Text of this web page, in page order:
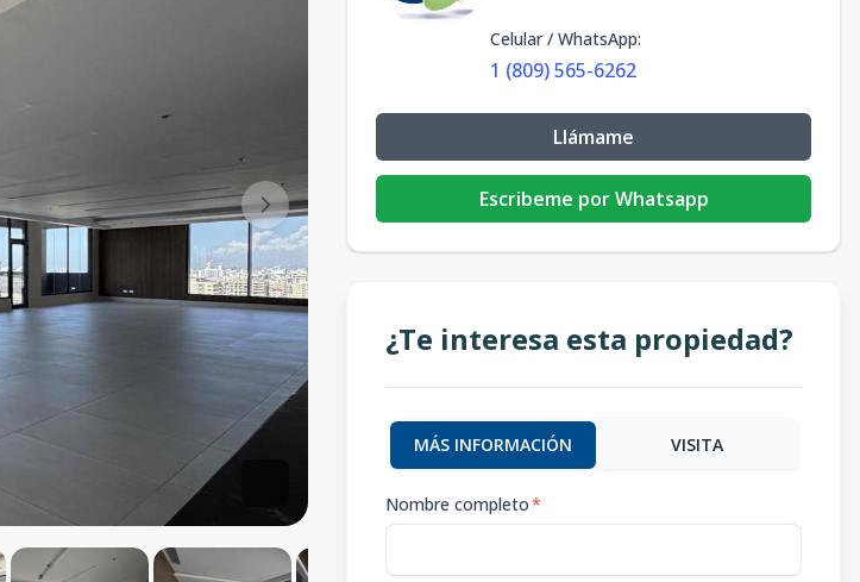
Celular / WhatsApp:
1 (809) 565-6262
Llámame
Escribeme por Whatsapp
¿Te interesa esta propiedad?
MÁS INFORMACIÓN VISITA
Nombre completo*